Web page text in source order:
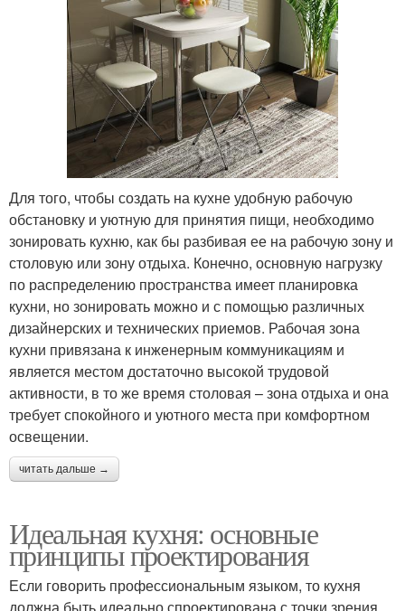
Для того, чтобы создать на кухне удобную рабочую
обстановку и уютную для принятия пищи, необходимо
зонировать кухню, как бы разбивая ее на рабочую зону и
столовую или зону отдыха. Конечно, основную нагрузку
по распределению пространства имеет планировка
кухни, но зонировать можно и с помощью различных
дизайнерских и технических приемов. Рабочая зона
кухни привязана к инженерным коммуникациям и
является местом достаточно высокой трудовой
активности, в то же время столовая – зона отдыха и она
требует спокойного и уютного места при комфортном
освещении.
читать дальше →
Идеальная кухня: основные
принципы проектирования
Если говорить профессиональным языком, то кухня